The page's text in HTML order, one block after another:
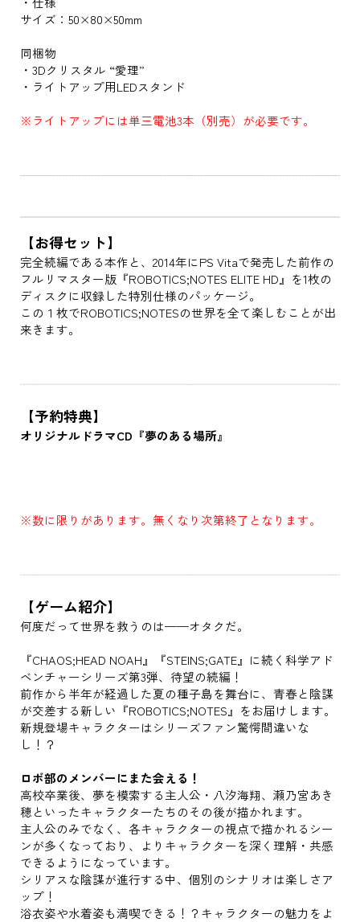
サイズ：50×80×50mm
同梱物
・3Dクリスタル “愛理”
・ライトアップ用LEDスタンド
※ライトアップには単三電池3本（別売）が必要です。
【お得セット】
完全続編である本作と、2014年にPS Vitaで発売した前作の
フルリマスター版『ROBOTICS;NOTES ELITE HD』を1枚の
ディスクに収録した特別仕様のパッケージ。
この１枚でROBOTICS;NOTESの世界を全て楽しむことが出
来きます。
【予約特典】
オリジナルドラマCD『夢のある場所』
※数に限りがあります。無くなり次第終了となります。
【ゲーム紹介】
何度だって世界を救うのは——オタクだ。
『CHAOS;HEAD NOAH』『STEINS;GATE』に続く科学アド
ベンチャーシリーズ第3弾、待望の続編！
前作から半年が経過した夏の種子島を舞台に、青春と陰謀
が交差する新しい『ROBOTICS;NOTES』をお届けします。
新規登場キャラクターはシリーズファン驚愕間違いな
し！？
ロボ部のメンバーにまた会える！
高校卒業後、夢を模索する主人公・八汐海翔、瀬乃宮あき
穂といったキャラクターたちのその後が描かれます。
主人公のみでなく、各キャラクターの視点で描かれるシー
ンが多くなっており、よりキャラクターを深く理解・共感
できるようになっています。
シリアスな陰謀が進行する中、個別のシナリオは楽しさア
ップ！
浴衣姿や水着姿も満喫できる！？キャラクターの魅力をよ